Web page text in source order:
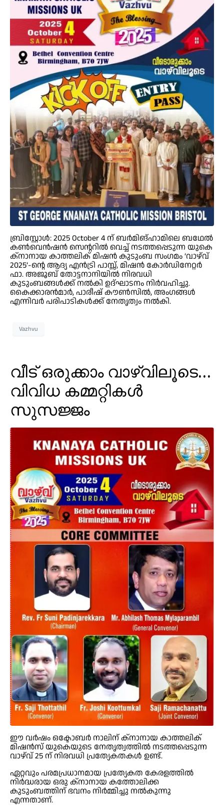
ബ്രിസ്റ്റോൾ: 2025 October 4 ന് ബർമിങ്ഹാമിലെ ബഥേൽ
കൺവെൻഷൻ സെന്ററിൽ വെച്ച് നടത്തപ്പെടുന്ന യുകെ
ക്നാനായ കാത്തലിക് മിഷൻ കുടുംബ സംഗമം ‘വാഴ്‌വ്
2025’-ന്റെ ആദ്യ എൻട്രി പാസ്സ്, മിഷൻ കോർഡിനേറ്റർ
ഫാ. അജൂബ് തോട്ടനാനിയിൽ നിരവധി
കുടുംബങ്ങൾക്ക് നൽകി ഉദ്ഘാടനം നിർവഹിച്ചു.
കൈക്കാരൻമാർ, പാരീഷ് കൗൺസിൽ, അംഗങ്ങൾ
എന്നിവർ പരിപാടികൾക്ക് നേതൃത്വം നൽകി.
Vazhvu
വീട് ഒരുക്കാം വാഴ്‌വിലൂടെ…
വിവിധ കമ്മറ്റികൾ
സുസജ്ജം
ഈ വർഷം ഒക്ടോബർ നാലിന് ക്നാനായ കാത്തലിക്
മിഷൻസ് യുകെയുടെ നേതൃത്വത്തിൽ നടത്തപ്പെടുന്ന
വാഴ്‌വ് 25 ന് നിരവധി പ്രത്യേകതകൾ ഉണ്ട്.
ഏറ്റവും പരമപ്രധാനമായ പ്രത്യേകത കേരളത്തിൽ
നിർദ്ധരായ ഒരു ക്നാനായ കത്തോലിക്ക
കുടുംബത്തിന് ഭവനം നിർമ്മിച്ചു നൽകുന്നു
എന്നതാണ്.